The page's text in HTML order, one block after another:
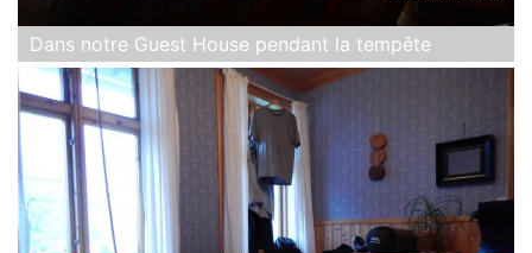
Dans notre Guest House pendant la tempête